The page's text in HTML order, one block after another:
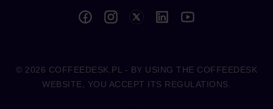
inne
© 2026 COFFEEDESK.PL
- BY USING THE COFFEEDESK
WEBSITE, YOU ACCEPT ITS REGULATIONS.